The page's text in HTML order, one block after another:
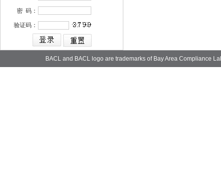
密 码：
验证码：
BACL and BACL logo are trademarks of Bay Area